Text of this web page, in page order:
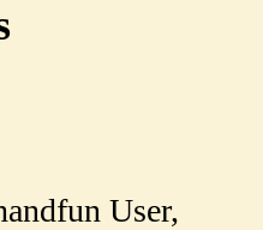
User,